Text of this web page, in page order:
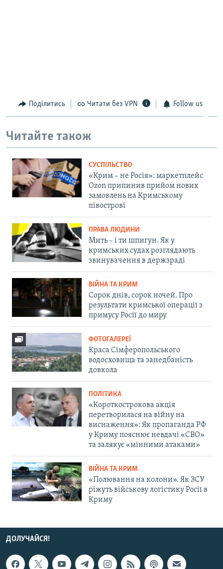
Поділитись Читати без VPN Follow us
Читайте також
СУСПІЛЬСТВО
«Крим – не Росія»: маркетплейс
Ozon припинив прийом нових
замовлень на Кримському
півострові
ПРАВА ЛЮДИНИ
Мить – і ти шпигун. Як у
кримських судах розглядають
звинувачення в держзраді
ВІЙНА ТА КРИМ
Сорок днів, сорок ночей. Про
результати кримської операції з
примусу Росії до миру
ФОТОГАЛЕРЕЇ
Краса Сімферопольського
водосховища та занедбаність
довкола
ПОЛІТИКА
«Короткострокова акція
перетворилася на війну на
виснаження»: Як пропаганда РФ
у Криму пояснює невдачі «СВО»
та залякує «мінними атаками»
ВІЙНА ТА КРИМ
«Полювання на колони». Як ЗСУ
ріжуть військову логістику Росії в
Криму
ДОЛУЧАЙСЯ!